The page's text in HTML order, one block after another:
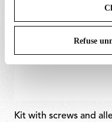
Refuse
kit with screws and